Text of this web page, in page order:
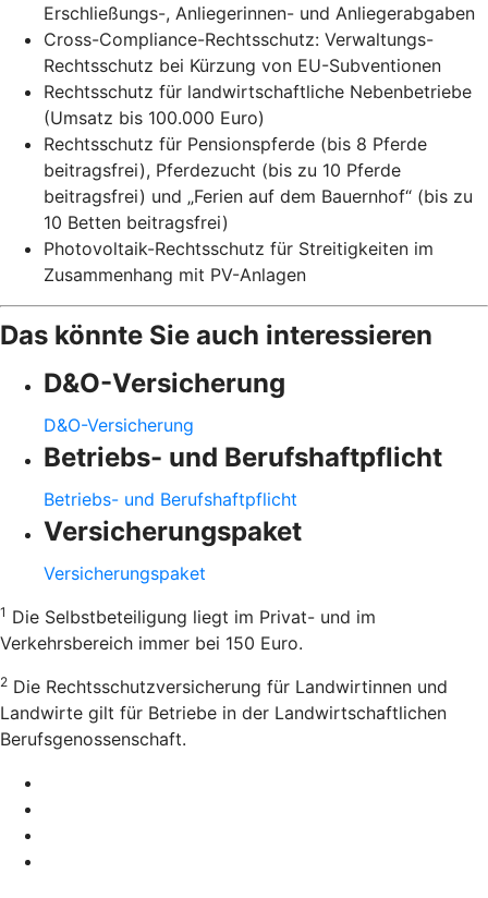
Erschließungs-, Anliegerinnen- und Anliegerabgaben
Cross-Compliance-Rechtsschutz: Verwaltungs-
Rechtsschutz bei Kürzung von EU-Subventionen
Rechtsschutz für landwirtschaftliche Nebenbetriebe
(Umsatz bis 100.000 Euro)
Rechtsschutz für Pensionspferde (bis 8 Pferde
beitragsfrei), Pferdezucht (bis zu 10 Pferde
beitragsfrei) und „Ferien auf dem Bauernhof“ (bis zu
10 Betten beitragsfrei)
Photovoltaik-Rechtsschutz für Streitigkeiten im
Zusammenhang mit PV-Anlagen
Das könnte Sie auch interessieren
D&O-Versicherung
D&O-Versicherung
Betriebs- und Berufshaftpflicht
Betriebs- und Berufshaftpflicht
Versicherungspaket
Versicherungspaket
1 Die Selbstbeteiligung liegt im Privat- und im
Verkehrsbereich immer bei 150 Euro.
2 Die Rechtsschutzversicherung für Landwirtinnen und
Landwirte gilt für Betriebe in der Landwirtschaftlichen
Berufsgenossenschaft.